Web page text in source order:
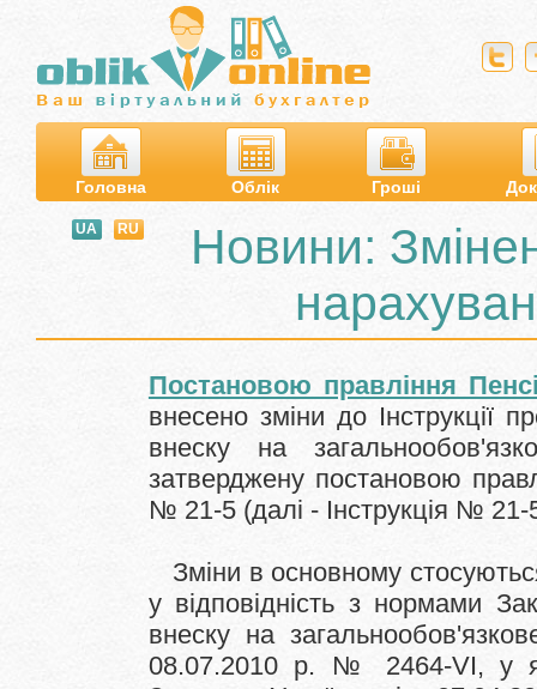
Головна Облік Гроші
UA RU
Новини:
Постановою правління
внесено зміни до Інструкції
внеску на
затверджену постановою
№ 21-5 (далі - Інструкція № 21-
Зміни в основному
у відповідність з нормами
внеску на
08.07.2010 р. № 2464-VI, у